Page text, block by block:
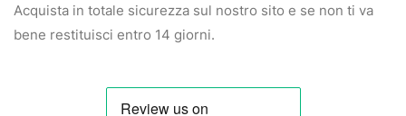
Acquista in totale sicurezza sul nostro sito e se non ti va
bene restituisci entro 14 giorni.